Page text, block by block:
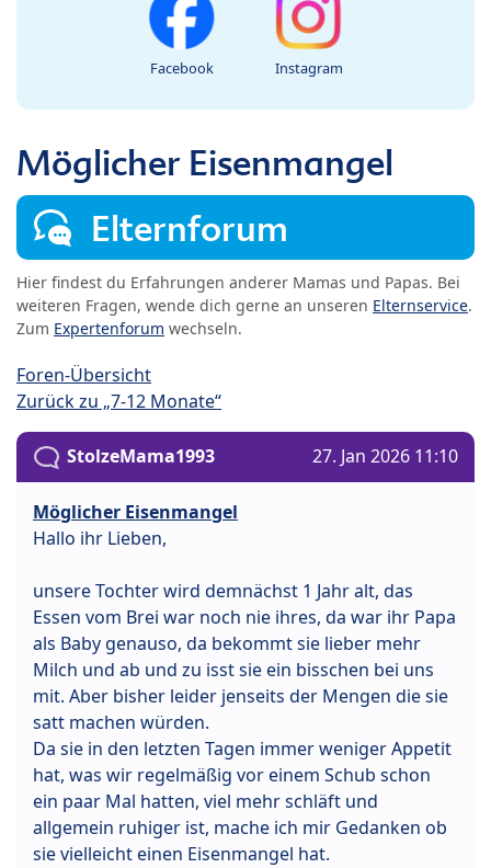
Facebook Instagram
Möglicher Eisenmangel
Elternforum
Hier findest du Erfahrungen anderer Mamas und Papas. Bei
weiteren Fragen, wende dich gerne an unseren Elternservice.
Zum Expertenforum wechseln.
Foren-Übersicht
Zurück zu „7-12 Monate“
StolzeMama1993 27. Jan 2026 11:10
Möglicher Eisenmangel
Hallo ihr Lieben,
unsere Tochter wird demnächst 1 Jahr alt, das
Essen vom Brei war noch nie ihres, da war ihr Papa
als Baby genauso, da bekommt sie lieber mehr
Milch und ab und zu isst sie ein bisschen bei uns
mit. Aber bisher leider jenseits der Mengen die sie
satt machen würden.
Da sie in den letzten Tagen immer weniger Appetit
hat, was wir regelmäßig vor einem Schub schon
ein paar Mal hatten, viel mehr schläft und
allgemein ruhiger ist, mache ich mir Gedanken ob
sie vielleicht einen Eisenmangel hat.